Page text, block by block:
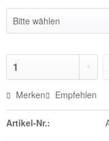
Merken Empfehlen
Artikel-Nr.: